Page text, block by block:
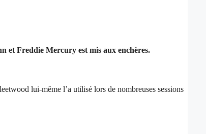
et Freddie Mercury est mis aux enchères.
lui-même l’a utilisé lors de nombreuses sessions